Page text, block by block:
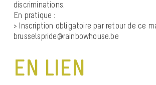
discriminations.
En pratique :
> Inscription obligatoire par retour de ce
brusselspride@rainbowhouse.be
EN LIEN